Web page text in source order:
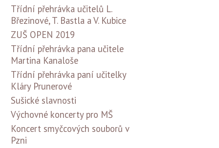
Třídní přehrávka učitelů L.
Březinové, T. Bastla a V. Kubice
ZUŠ OPEN 2019
Třídní přehrávka pana učitele
Martina Kanaloše
Třídní přehrávka paní učitelky
Kláry Prunerové
Sušické slavnosti
Výchovné koncerty pro MŠ
Koncert smyčcových souborů v
Pzni